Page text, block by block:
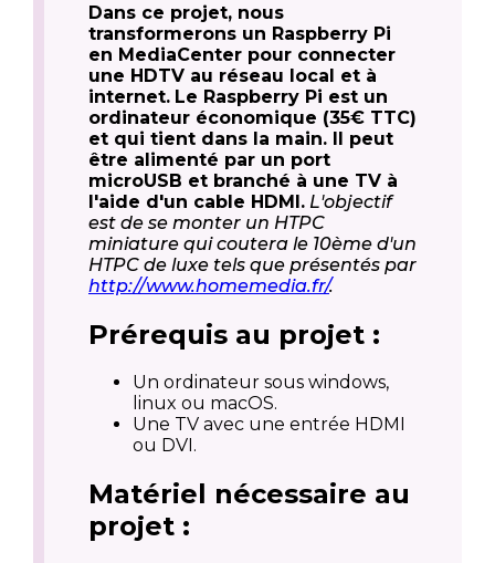
Dans ce projet, nous
transformerons un Raspberry Pi
en MediaCenter pour connecter
une HDTV au réseau local et à
internet. Le Raspberry Pi est un
ordinateur économique (35€ TTC)
et qui tient dans la main. Il peut
être alimenté par un port
microUSB et branché à une TV à
l'aide d'un cable HDMI. L'objectif
est de se monter un HTPC
miniature qui coutera le 10ème d'un
HTPC de luxe tels que présentés par
http://www.homemedia.fr/.
Prérequis au projet :
Un ordinateur sous windows,
linux ou macOS.
Une TV avec une entrée HDMI
ou DVI.
Matériel nécessaire au
projet :